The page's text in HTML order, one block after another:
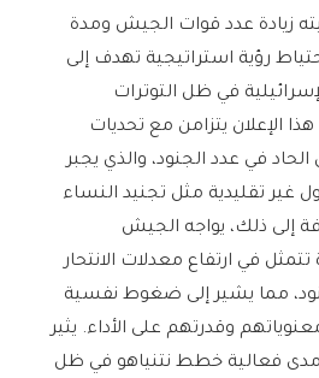
زيادة عدد قوات الجيش ومدة
رؤية استراتيجية تهدف إلى
في ظل التوترات
الإعلان يتزامن مع تحديات
الحاد في عدد الجنود، والذي يجبر
غير تقليدية مثل تجنيد النساء
إلى ذلك، يواجه الجيش
في ارتفاع معدلات الانتحار
مما يشير إلى ضغوط نفسية
وقدرتهم على الأداء. يثير
فعالية خطط نتنياهو في ظل